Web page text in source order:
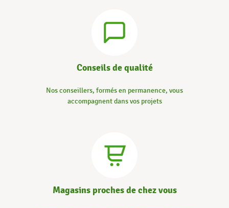
Conseils de qualité
Nos conseillers, formés en permanence, vous
accompagnent dans vos projets
Magasins proches de chez vous